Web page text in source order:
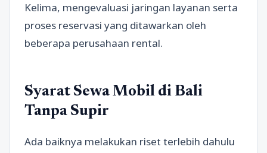
Kelima, mengevaluasi jaringan layanan serta
proses reservasi yang ditawarkan oleh
beberapa perusahaan rental.
Syarat Sewa Mobil di Bali
Tanpa Supir
Ada baiknya melakukan riset terlebih dahulu